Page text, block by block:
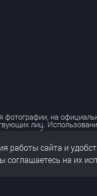
на
лиц.
правообладателя.
работы сайта и
на их